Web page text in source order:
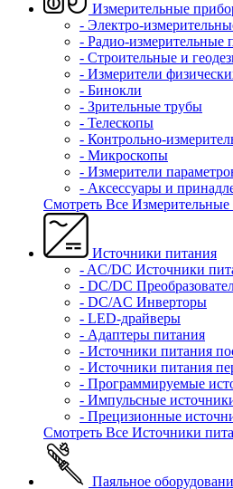
Измерительные
- Электро-
- Радио-измерительные
- Строительные и
- Измерители
- Бинокли
- Зрительные трубы
- Телескопы
- Контрольно-
- Микроскопы
- Измерители
- Аксессуары и
Смотреть Все
Источники питания
- AC/DC Источники
- DC/DC
- DC/AC Инверторы
- LED-драйверы
- Адаптеры питания
- Источники питания
- Источники питания
- Программируемые
- Импульсные
- Прецизионные
Смотреть Все Источники
Паяльное